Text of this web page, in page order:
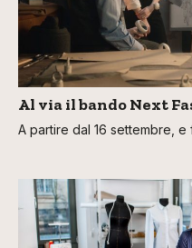
Al via il bando Next
A partire dal 16 settembre,